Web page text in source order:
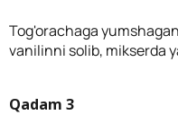
Tog'orachaga
vanilinni solib, mikserda
Qadam 3